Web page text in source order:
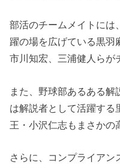
部活のチームメイトには
躍の場を広げている黒羽
市川知宏、三浦健人らが
また、野球部あるある
は解説者として活躍する
王・小沢仁志もまさかの
さらに、コンプライアン